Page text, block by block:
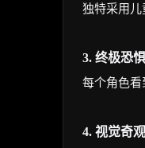
独特采用儿
3. 终极恐
每个角色看
4. 视觉奇观